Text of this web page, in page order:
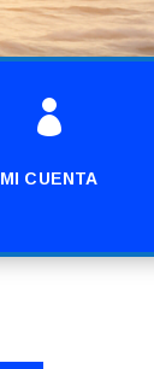

MI CUENTA